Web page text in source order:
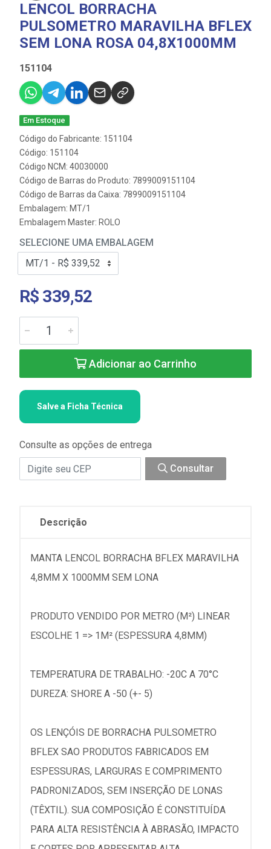
LENCOL BORRACHA
PULSOMETRO MARAVILHA BFLEX
SEM LONA ROSA 04,8X1000MM
151104
Em Estoque
Código do Fabricante: 151104
Código: 151104
Código NCM: 40030000
Código de Barras do Produto: 7899009151104
Código de Barras da Caixa: 7899009151104
Embalagem: MT/1
Embalagem Master: ROLO
SELECIONE UMA EMBALAGEM
R$ 339,52
Adicionar ao Carrinho
Salve a Ficha Técnica
Consulte as opções de entrega
Consultar
Descrição
MANTA LENCOL BORRACHA BFLEX MARAVILHA
4,8MM X 1000MM SEM LONA
PRODUTO VENDIDO POR METRO (M²) LINEAR
ESCOLHE 1 => 1M² (ESPESSURA 4,8MM)
TEMPERATURA DE TRABALHO: -20C A 70°C
DUREZA: SHORE A -50 (+- 5)
OS LENÇÓIS DE BORRACHA PULSOMETRO
BFLEX SAO PRODUTOS FABRICADOS EM
ESPESSURAS, LARGURAS E COMPRIMENTO
PADRONIZADOS, SEM INSERÇÃO DE LONAS
(TÊXTIL). SUA COMPOSIÇÃO É CONSTITUÍDA
PARA ALTA RESISTÊNCIA À ABRASÃO, IMPACTO